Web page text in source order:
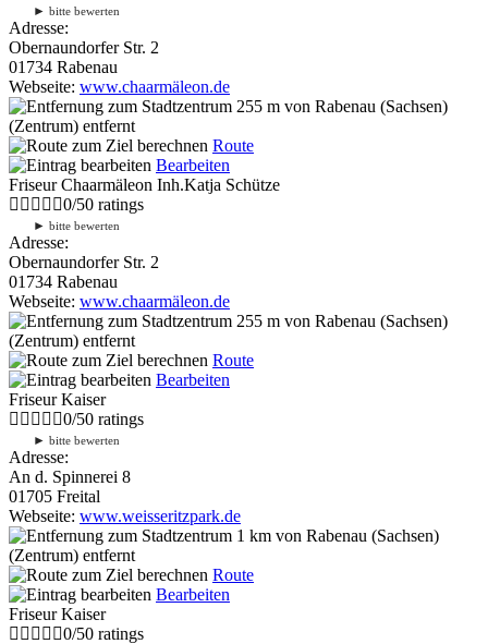
► bitte bewerten
Adresse:
Obernaundorfer Str. 2
01734 Rabenau
Webseite: www.chaarmäleon.de
255 m von Rabenau (Sachsen)
(Zentrum) entfernt
Route
Bearbeiten
Friseur Chaarmäleon Inh.Katja Schütze
0/50 ratings
► bitte bewerten
Adresse:
Obernaundorfer Str. 2
01734 Rabenau
Webseite: www.chaarmäleon.de
255 m von Rabenau (Sachsen)
(Zentrum) entfernt
Route
Bearbeiten
Friseur Kaiser
0/50 ratings
► bitte bewerten
Adresse:
An d. Spinnerei 8
01705 Freital
Webseite: www.weisseritzpark.de
1 km von Rabenau (Sachsen)
(Zentrum) entfernt
Route
Bearbeiten
Friseur Kaiser
0/50 ratings